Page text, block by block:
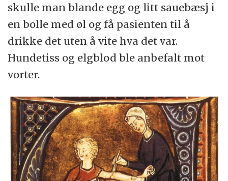
skulle man blande egg og litt sauebæsj i
en bolle med øl og få pasienten til å
drikke det uten å vite hva det var.
Hundetiss og elgblod ble anbefalt mot
vorter.